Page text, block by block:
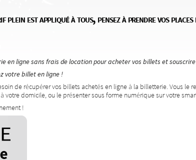
est appliqué à tous, pensez à prendre vos places
en ligne sans frais de location pour acheter vos billets et souscrire
votre billet en ligne !
de récupérer vos billets achetés en ligne à la billetterie. Vous
votre domicile, ou le présenter sous forme numérique sur votre
!